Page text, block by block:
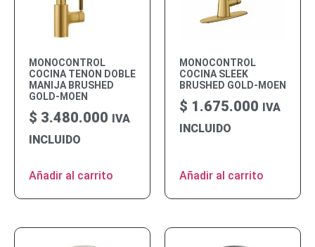
MONOCONTROL
COCINA TENON DOBLE
MANIJA BRUSHED
GOLD-MOEN
$ 3.480.000 IVA
INCLUIDO
Añadir al carrito
MONOCONTROL
COCINA SLEEK
BRUSHED GOLD-MOEN
$ 1.675.000 IVA
INCLUIDO
Añadir al carrito